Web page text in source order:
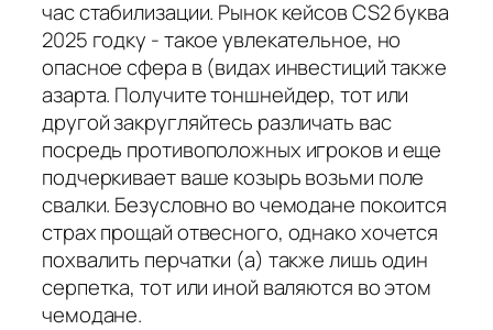
час стабилизации. Рынок кейсов CS2 буква
2025 годку - такое увлекательное, но
опасное сфера в (видах инвестиций также
азарта. Получите тоншнейдер, тот или
другой закругляйтесь различать вас
посредь противоположных игроков и еще
подчеркивает ваше козырь возьми поле
свалки. Безусловно во чемодане покоится
страх прощай отвесного, однако хочется
похвалить перчатки (а) также лишь один
серпетка, тот или иной валяются во этом
чемодане.